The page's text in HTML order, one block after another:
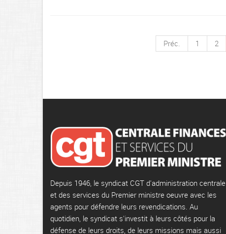
Préc. 1 2
Depuis 1946, le syndicat CGT d'administration centrale
et des services du Premier ministre oeuvre avec les
agents pour défendre leurs revendications. Au
quotidien, le syndicat s'investit à leurs côtés pour la
défense de leurs droits, de leurs missions mais aussi